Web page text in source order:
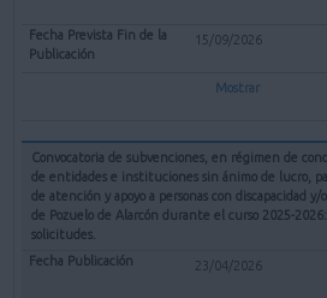
15/09/2026
Mostrar
Convocatoria de subvenciones, en régimen de
de entidades e instituciones sin ánimo de lucro,
de atención y apoyo a personas con discapacidad
de Pozuelo de Alarcón durante el curso 2025-
solicitudes.
23/04/2026